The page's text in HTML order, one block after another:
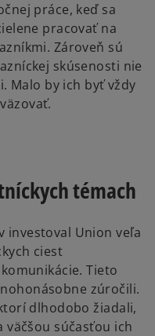
práce, keď sa
pracovať na
Zároveň sú
skúsenosti nie
Malo by ich byť vždy
témach
investoval Union veľa
ciest
Tieto
zúročili.
dlhodobo žiadali,
väčšou súčasťou ich